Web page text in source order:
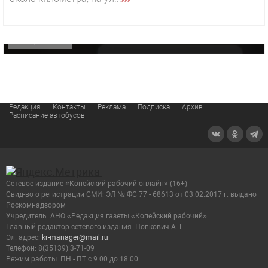
«Звезда» Метрана стала главным героем нового
Редакция Контакты Реклама Подписка
Архив
Расписание автобусов
Сетевое издание «Копейский рабочий онлайн» (16+)
Cвид-во о регистрации СМИ: ЭЛ № ФС 77 - 68613 от 03.02.2017 г. выдано
Роскомнадзором
Учредитель: АНО «Редакция газеты «Копейский рабочий»
Главный редактор сетевого издания: Попкович А. Г.
Эл. адрес: kr-manager@mail.ru
Телефон: 8(35139) 3-71-09
Режим работы: ПН - ПТ с 9:00 до 18:00